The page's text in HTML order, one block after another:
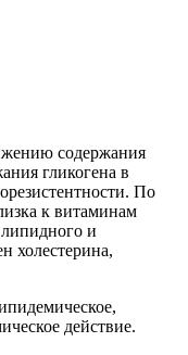
содержания
гликогена в
По
к витаминам
и
холестерина,
действие.